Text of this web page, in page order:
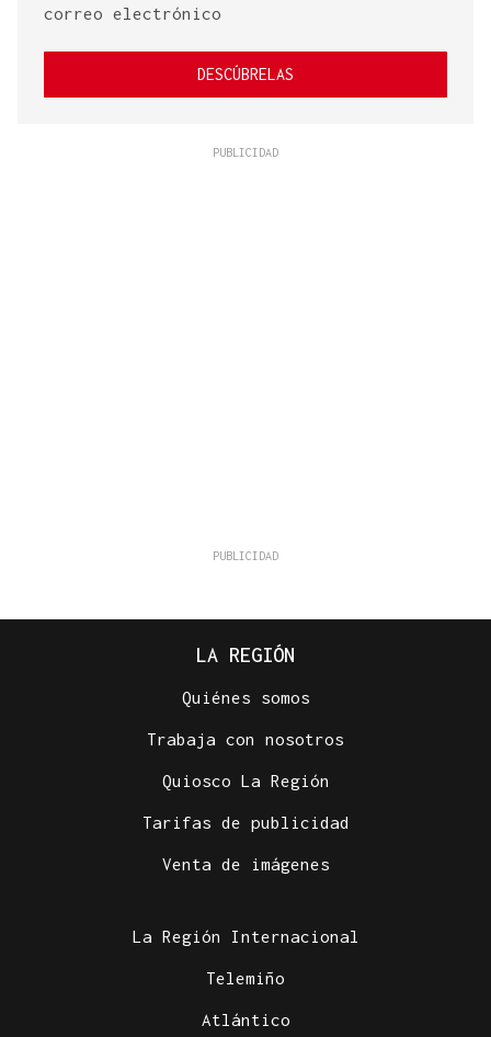
correo electrónico
DESCÚBRELAS
LA REGIÓN
Quiénes somos
Trabaja con nosotros
Quiosco La Región
Tarifas de publicidad
Venta de imágenes
La Región Internacional
Telemiño
Atlántico